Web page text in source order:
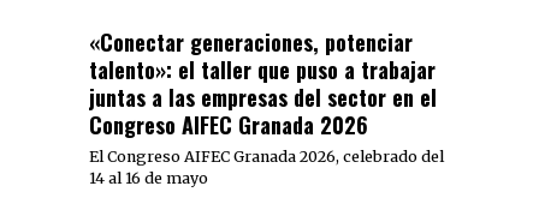
«Conectar generaciones, potenciar
talento»: el taller que puso a trabajar
juntas a las empresas del sector en el
Congreso AIFEC Granada 2026
El Congreso AIFEC Granada 2026, celebrado del
14 al 16 de mayo